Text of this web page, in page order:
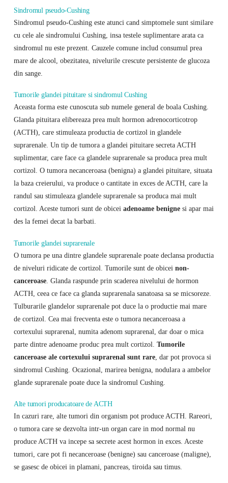
Sindromul pseudo-Cushing
Sindromul pseudo-Cushing este atunci cand simptomele sunt similare
cu cele ale sindromului Cushing, insa testele suplimentare arata ca
sindromul nu este prezent. Cauzele comune includ consumul prea
mare de alcool, obezitatea, nivelurile crescute persistente de glucoza
din sange.
Tumorile glandei pituitare si sindromul Cushing
Aceasta forma este cunoscuta sub numele general de boala Cushing.
Glanda pituitara elibereaza prea mult hormon adrenocorticotrop
(ACTH), care stimuleaza productia de cortizol in glandele
suprarenale. Un tip de tumora a glandei pituitare secreta ACTH
suplimentar, care face ca glandele suprarenale sa produca prea mult
cortizol. O tumora necanceroasa (benigna) a glandei pituitare, situata
la baza creierului, va produce o cantitate in exces de ACTH, care la
randul sau stimuleaza glandele suprarenale sa produca mai mult
cortizol. Aceste tumori sunt de obicei adenoame benignesi apar mai
des la femei decat la barbati.
Tumorile glandei suprarenale
O tumora pe una dintre glandele suprarenale poate declansa productia
de niveluri ridicate de cortizol. Tumorile sunt de obicei non-
canceroase. Glanda raspunde prin scaderea nivelului de hormon
ACTH, ceea ce face ca glanda suprarenala sanatoasa sa se micsoreze.
Tulburarile glandelor suprarenale pot duce la o productie mai mare
de cortizol. Cea mai frecventa este o tumora necanceroasa a
cortexului suprarenal, numita adenom suprarenal, dar doar o mica
parte dintre adenoame produc prea mult cortizol. Tumorile
canceroase ale cortexului suprarenal sunt rare, dar pot provoca si
sindromul Cushing. Ocazional, marirea benigna, nodulara a ambelor
glande suprarenale poate duce la sindromul Cushing.
Alte tumori producatoare de ACTH
In cazuri rare, alte tumori din organism pot produce ACTH. Rareori,
o tumora care se dezvolta intr-un organ care in mod normal nu
produce ACTH va incepe sa secrete acest hormon in exces. Aceste
tumori, care pot fi necanceroase (benigne) sau canceroase (maligne),
se gasesc de obicei in plamani, pancreas, tiroida sau timus.